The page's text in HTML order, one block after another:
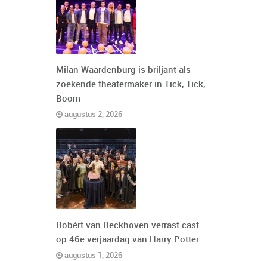
Milan Waardenburg is briljant als
zoekende theatermaker in Tick, Tick,
Boom
augustus 2, 2026
Robèrt van Beckhoven verrast cast
op 46e verjaardag van Harry Potter
augustus 1, 2026